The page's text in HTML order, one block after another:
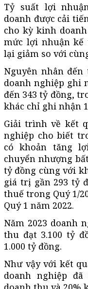
Tỷ suất lợi
doanh được cải
cho kỳ kinh
mức lợi nhuận kế
lại giảm so với
Nguyên nhân
doanh nghiệp ghi
đến 343 tỷ đồng,
khác chỉ ghi nhận
Giải trình về kết
nghiệp cho biết
có khoản tăng
chuyển nhượng
tỷ đồng cùng với
giá trị gần 293 tỷ
thuế trong Quý 1/
Quý 1 năm 2022.
Năm 2023 doanh
thu đạt 3.100 tỷ
1.000 tỷ đồng.
Như vậy với kết
doanh nghiệp